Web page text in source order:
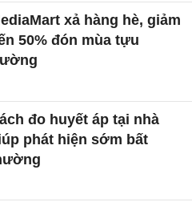
xả hàng hè, giảm
50% đón mùa tựu
đo huyết áp tại nhà
phát hiện sớm bất